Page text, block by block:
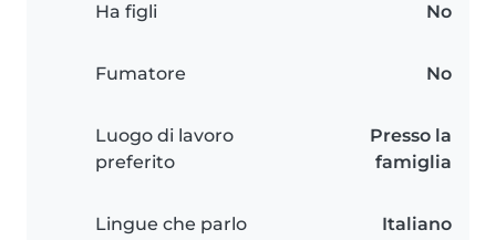
Ha figli No
Fumatore No
Luogo di lavoro
preferito
Presso la
famiglia
Lingue che parlo Italiano